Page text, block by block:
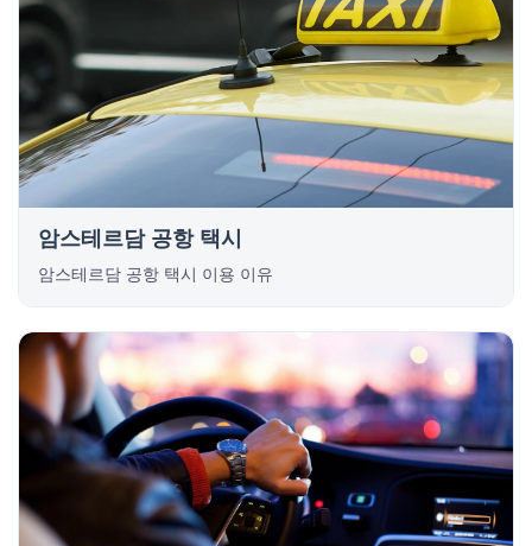
암스테르담 공항 택시
암스테르담 공항 택시 이용 이유